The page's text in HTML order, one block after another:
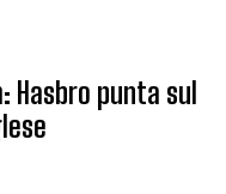
punta sul